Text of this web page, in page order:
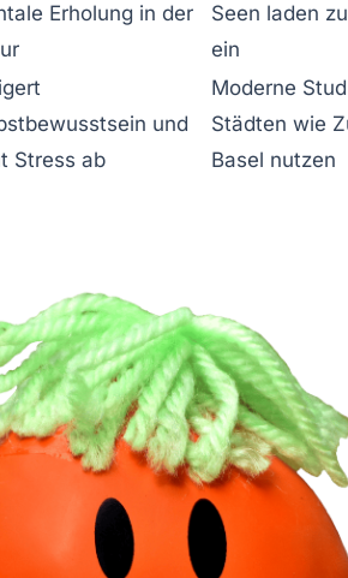
Erholung in der
Seen laden
ein
und
Stress ab
Moderne
Städten wie
Basel nutzen